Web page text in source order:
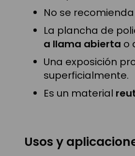
No se
La plancha de
a llama abierta o
Una exposición
superficialmente.
Es un material
Usos y